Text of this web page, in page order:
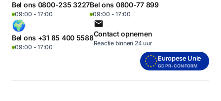
Bel ons 0800-235 3227
09:00 - 17:00
Bel ons 0800-77 899
09:00 - 17:00
Bel ons +31 85 400 5588
09:00 - 17:00
Contact opnemen
Reactie binnen 24 uur
Europese Unie
GDPR-CONFORM